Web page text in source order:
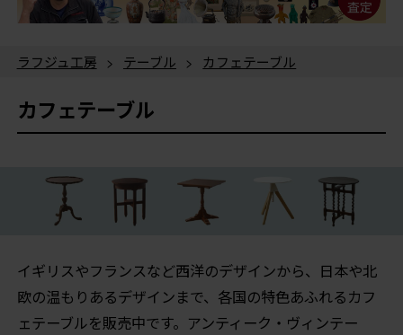
ラフジュ工房 > テーブル > カフェテーブル
カフェテーブル
イギリスやフランスなど西洋のデザインから、日本や北
欧の温もりあるデザインまで、各国の特色あふれるカフ
ェテーブルを販売中です。アンティーク・ヴィンテー